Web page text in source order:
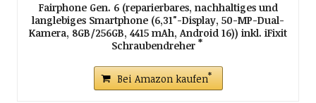
Fairphone Gen. 6 (reparierbares, nachhaltiges und
langlebiges Smartphone (6,31"-Display, 50-MP-Dual-
Kamera, 8GB/256GB, 4415 mAh, Android 16)) inkl. iFixit
Schraubendreher
Bei Amazon kaufen